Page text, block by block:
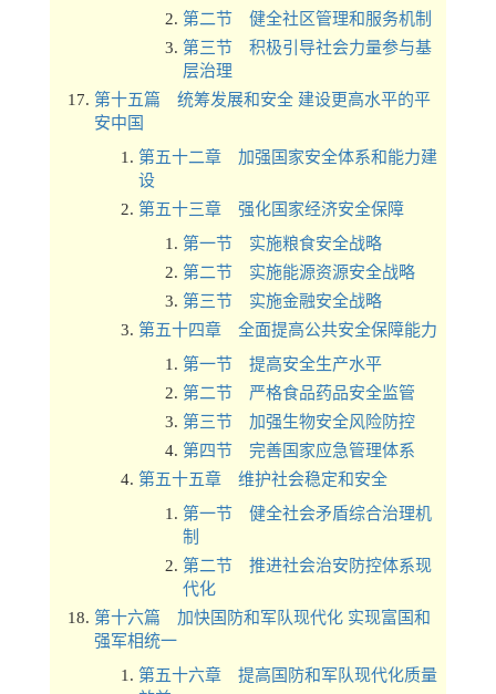
第二节 健全社区管理和服务机制
第三节 积极引导社会力量参与基
层治理
第十五篇 统筹发展和安全 建设更高水平的平
安中国
第五十二章 加强国家安全体系和能力建
设
第五十三章 强化国家经济安全保障
第一节 实施粮食安全战略
第二节 实施能源资源安全战略
第三节 实施金融安全战略
第五十四章 全面提高公共安全保障能力
第一节 提高安全生产水平
第二节 严格食品药品安全监管
第三节 加强生物安全风险防控
第四节 完善国家应急管理体系
第五十五章 维护社会稳定和安全
第一节 健全社会矛盾综合治理机
制
第二节 推进社会治安防控体系现
代化
第十六篇 加快国防和军队现代化 实现富国和
强军相统一
第五十六章 提高国防和军队现代化质量